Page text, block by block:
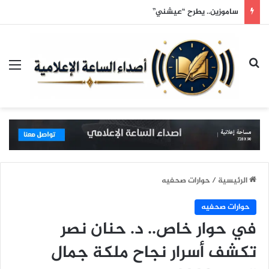
خمس دقائق فقط… هكذا يتسوق الرجل
بحث عن
الرئيسية/حوارات صحفيه
حوارات صحفيه
في حوار خاص.. د. حنان نصر
تكشف أسرار نجاح ملكة جمال